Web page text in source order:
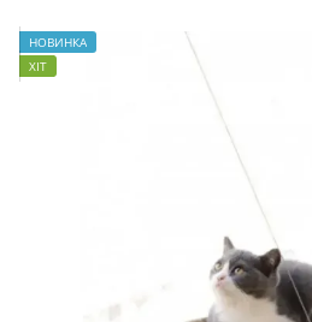
НОВИНКА
ХІТ